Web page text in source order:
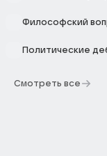
Философский
Политические
Смотреть все